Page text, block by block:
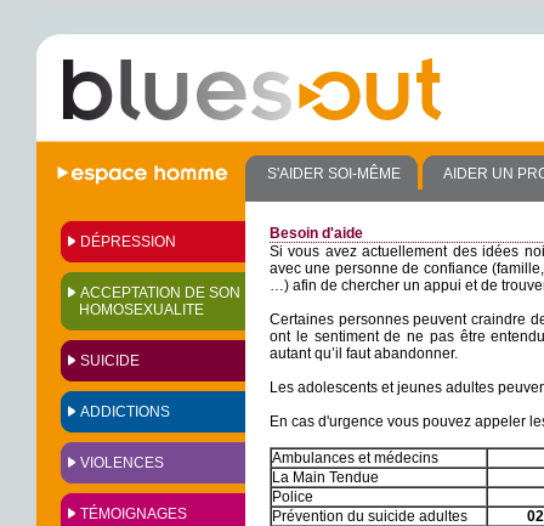
S'AIDER SOI-MÊME AIDER UN
DÉPRESSION
ACCEPTATION DE SON
HOMOSEXUALITE
SUICIDE
ADDICTIONS
VIOLENCES
TÉMOIGNAGES
Besoin d'aide
Si vous avez actuellement des idées
avec une personne de confiance
…) afin de chercher un appui et de
Certaines personnes peuvent craindre
ont le sentiment de ne pas être
autant qu’il faut abandonner.
Les adolescents et jeunes adultes
En cas d'urgence vous pouvez appeler
Ambulances et médecins
La Main Tendue
Police
Prévention du suicide adultes